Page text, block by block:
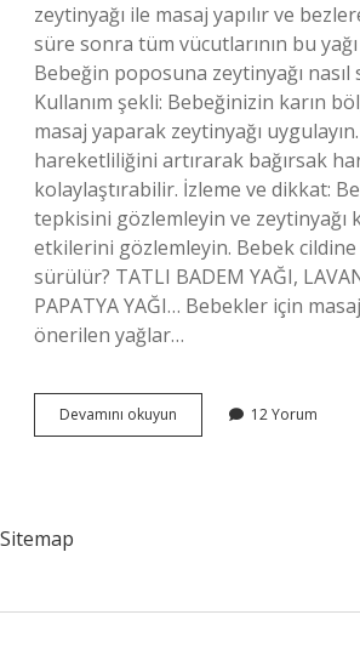
zeytinyağı ile masaj yapılır ve
süre sonra tüm vücutlarının bu
Bebeğin poposuna zeytinyağı nasıl
Kullanım şekli: Bebeğinizin karın
masaj yaparak zeytinyağı
hareketliliğini artırarak bağırsak
kolaylaştırabilir. İzleme ve dikkat:
tepkisini gözlemleyin ve zeytinyağı
etkilerini gözlemleyin. Bebek
sürülür? TATLI BADEM YAĞI,
PAPATYA YAĞI… Bebekler için
önerilen yağlar…
Devamını okuyun
Cildine
12 Yorum
Sitemap